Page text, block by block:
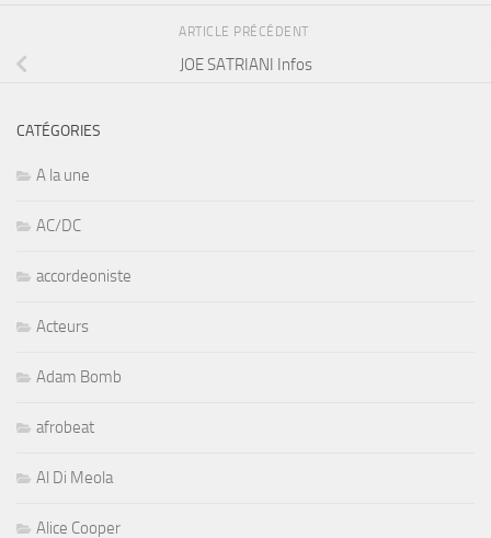
ARTICLE PRÉCÉDENT
JOE SATRIANI Infos
CATÉGORIES
A la une
AC/DC
accordeoniste
Acteurs
Adam Bomb
afrobeat
Al Di Meola
Alice Cooper